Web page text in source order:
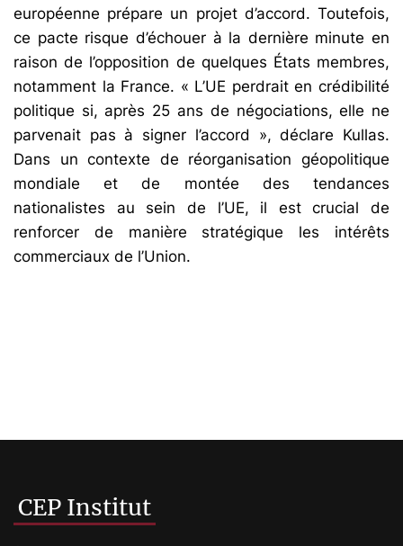
européenne prépare un projet d’accord. Toutefois,
ce pacte risque d’échouer à la dernière minute en
raison de l’opposition de quelques États membres,
notamment la France. « L’UE perdrait en crédibilité
politique si, après 25 ans de négociations, elle ne
parvenait pas à signer l’accord », déclare Kullas.
Dans un contexte de réorganisation géopolitique
mondiale et de montée des tendances
nationalistes au sein de l’UE, il est crucial de
renforcer de manière stratégique les intérêts
commerciaux de l’Union.
CEP Institut